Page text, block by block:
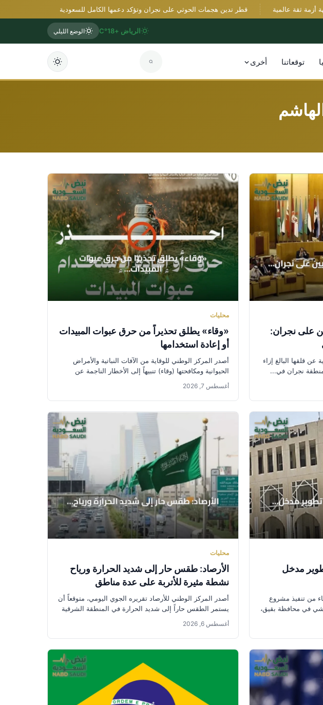
ثقة عالمية قطر تدين هجمات الحوثي على نجران وتؤكد دعمها الكامل للسعودية
الرياض +18°C الوضع الليلي
توقعاتنا أخرى
على نجران:
قلقها البالغ إزاء
نجران في...
محليات
«وقاء» يطلق تحذيراً من حرق عبوات المبيدات
أو إعادة استخدامها
أصدر المركز الوطني للوقاية من الآفات النباتية والأمراض
الحيوانية ومكافحتها (وقاء) تنبيهاً إلى الأخطار الناجمة عن
التخلص من عبوات المبيدات...
أغسطس 7, 2026
مدخل
من تنفيذ مشروع
في محافظة بقيق،
محليات
الأرصاد: طقس حار إلى شديد الحرارة ورياح
نشطة مثيرة للأتربة على عدة مناطق
أصدر المركز الوطني للأرصاد تقريره الجوي اليومي، متوقعاً أن
يستمر الطقس حاراً إلى شديد الحرارة في المنطقة الشرقية
وأجزاء من...
أغسطس 6, 2026